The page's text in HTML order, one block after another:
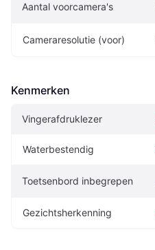
Aantal voorcamera's
Cameraresolutie (voor)
Kenmerken
Vingerafdruklezer
Waterbestendig
Toetsenbord inbegrepen
Gezichtsherkenning